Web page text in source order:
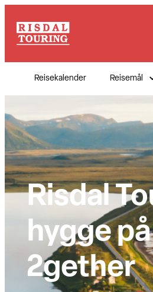
innhold
Reisekalender Reisemål
Risdal
hygge
2gether